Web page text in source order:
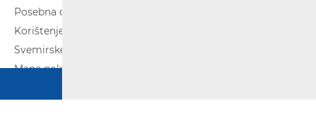
Posebna ovlaštenja
Korištenje WAS/RLAN radijske opreme
Svemirske radijske komunikacije
Mape pokrivenosti